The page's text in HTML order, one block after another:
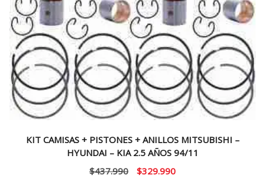
KIT CAMISAS + PISTONES + ANILLOS MITSUBISHI –
HYUNDAI – KIA 2.5 AÑOS 94/11
$437.990
El
$329.990El